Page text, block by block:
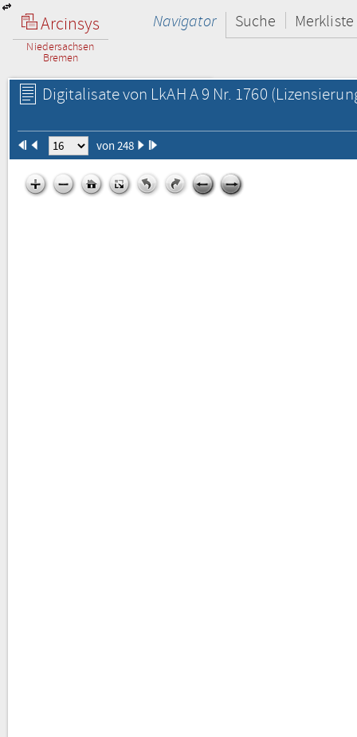
Arcinsys
Niedersachsen
Bremen
Navigator Suche Merkliste
Digitalisate von LkAH A 9 Nr. 1760
von 248